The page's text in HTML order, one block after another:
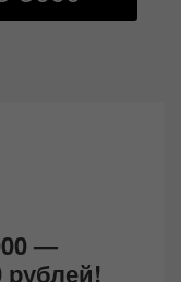
—
рублей!